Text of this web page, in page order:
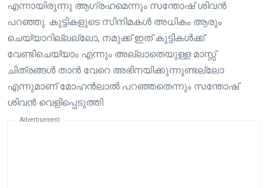
എന്നായിരുന്നു ആഗ്രഹമെന്നും സന്തോഷ് ശിവൻ
പറഞ്ഞു. കുട്ടികളുടെ സിനിമകൾ അധികം ആരും
ചെയ്യാറില്ലല്ലോ, നമുക്ക് ഇത് കുട്ടികൾക്ക്
വേണ്ടിചെയ്യാം എന്നും അല്ലാതെയുള്ള മാസ്സ്
ചിത്രങ്ങൾ താൻ വേറെ അഭിനയിക്കുന്നുണ്ടല്ലോ
എന്നുമാണ് മോഹൻലാൽ പറഞ്ഞതെന്നും സന്തോഷ്
ശിവൻ വെളിപ്പെടുത്തി.
Advertisement